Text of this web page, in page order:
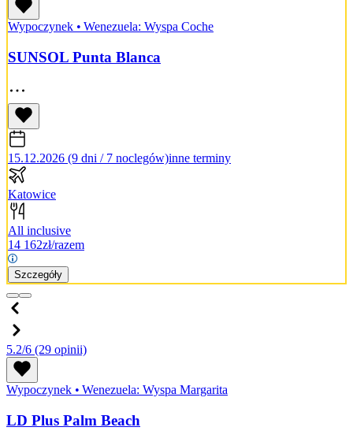
Wypoczynek • Wenezuela: Wyspa Coche
SUNSOL Punta Blanca
15.12.2026 (9 dni / 7 noclegów)inne terminy
Katowice
All inclusive
14 162zł/razem
Szczegóły
5.2/6 (29 opinii)
Wypoczynek • Wenezuela: Wyspa Margarita
LD Plus Palm Beach